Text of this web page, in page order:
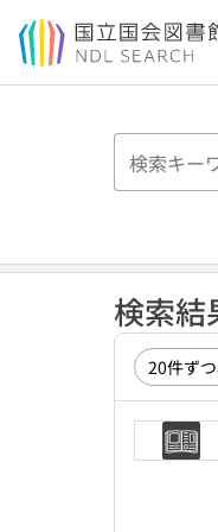
本文へ移動
検索結